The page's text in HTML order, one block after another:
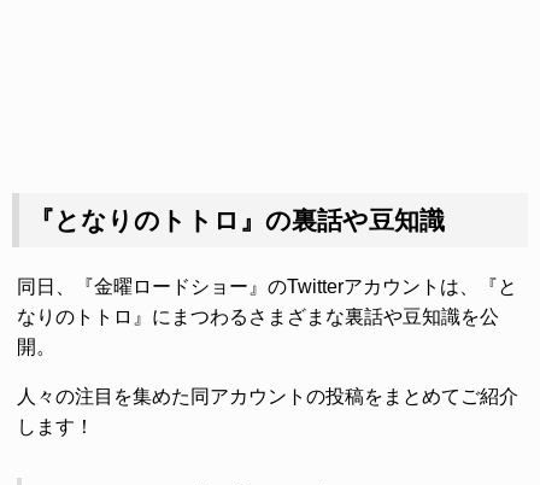
『となりのトトロ』の裏話や豆知識
同日、『金曜ロードショー』のTwitterアカウントは、『と
なりのトトロ』にまつわるさまざまな裏話や豆知識を公
開。
人々の注目を集めた同アカウントの投稿をまとめてご紹介
します！